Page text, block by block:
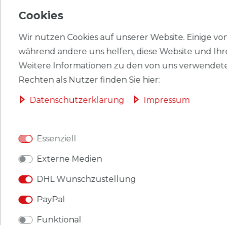
HERSTELLER
Briefmarken Dänemark 2008 Mi 1493-1494
(kompl.Ausg.) postfrisch Leibgarde.
Produkt: Briefmarken.
Gebiet: Dänemark
Ausgabeanlass: 2008 Leibgarde.
Titel: 1493-1494 (kompl.Ausg.).
Katalognummern: 1493,1494.
Cookies
Wir nutzen Cookies auf unserer Website. Einige
während andere uns helfen, diese Website und
Weitere Informationen zu den von uns
Rechten als Nutzer finden Sie hier:
Daten­schutz­erklärung Impressum
Essenziell
Externe Medien
DHL Wunschzustellung
PayPal
Funktional